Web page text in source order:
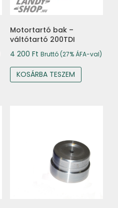
Motortartó bak –
váltótartó 200TDI
4 200 Ft Bruttó (27% ÁFA-val)
KOSÁRBA TESZEM